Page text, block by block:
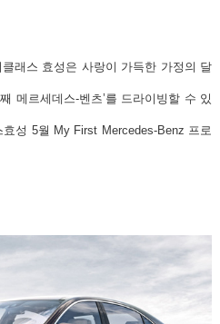
래스 효성 은 사랑이 가득한 가정의 달
메르세데스-벤츠’를 드라이빙할 수 있
효성 5월 My First Mercedes-Benz 프로